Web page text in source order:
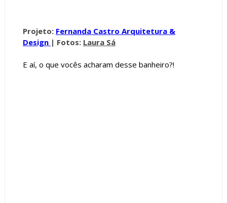
Projeto: Fernanda Castro Arquitetura &
Design | Fotos: Laura Sá
E aí, o que vocês acharam desse banheiro?!